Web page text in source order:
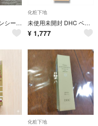
DHCミネラルコンシーラーパーフェクトアイズ
化粧下地
未使用未開封 DHC ベルベットスキンコート 化粧下地 15g ベースメイク
¥ 1,777
化粧下地